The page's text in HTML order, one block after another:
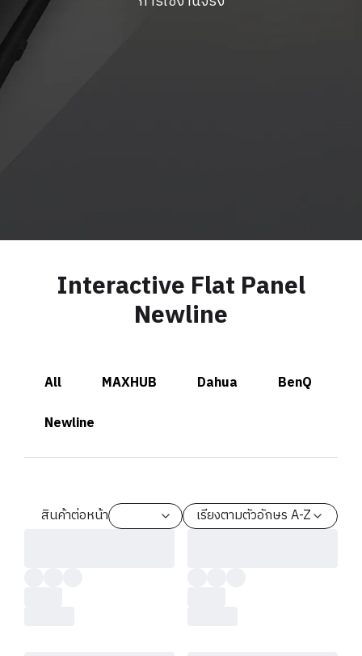
Interactive Flat Panel
Newline
All MAXHUB Dahua
BenQ
Newline
สินค้าต่อหน้า เรียงตามตัวอักษร A-Z